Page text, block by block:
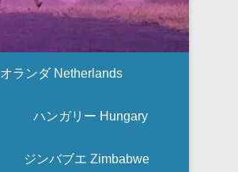
オランダ Netherlands
ハンガリー Hungary
ジンバブエ Zimbabwe